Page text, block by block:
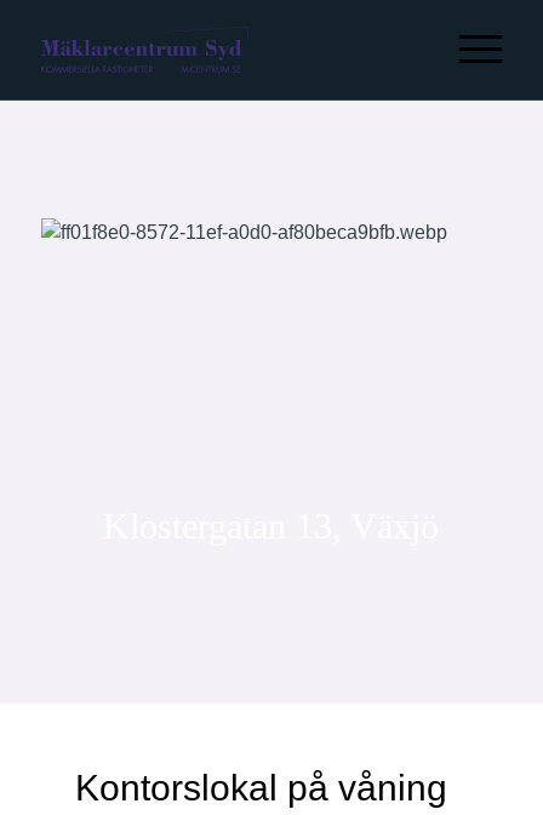
Kontorslokal på våning